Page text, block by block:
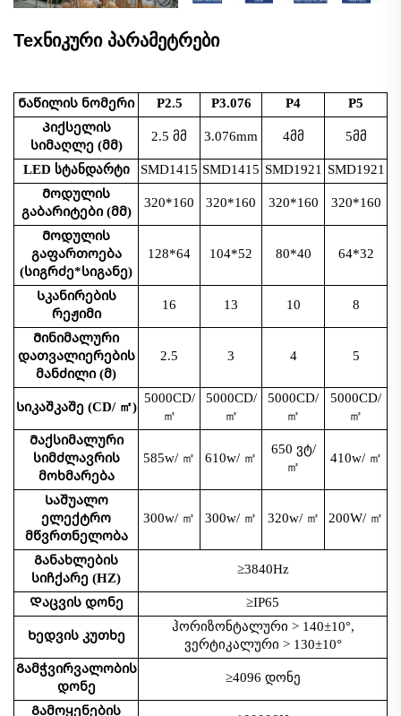
Техნიკური პარამეტრები
Ნაწილის ნომერი P2.5 P3.076 P4
P5
Პიქსელის
სიმაღლე (მმ)
2.5 მმ 3.076mm 4მმ 5მმ
LED სტანდარტი SMD1415 SMD1415 SMD1921
SMD1921
Მოდულის
გაბარიტები (მმ)
320*160 320*160 320*160 320*160
Მოდულის
გაფართოება
(სიგრძე*სიგანე)
128*64 104*52 80*40 64*32
Სკანირების
რეჟიმი
16 13 10 8
Მინიმალური
დათვალიერების
მანძილი (მ)
2.5 3 4 5
Სიკაშკაშე (CD/ ㎡)
5000CD/
㎡
5000CD/
㎡
5000CD/
㎡
5000CD/
㎡
Მაქსიმალური
სიმძლავრის
მოხმარება
585w/ ㎡ 610w/ ㎡
650 ვტ/
㎡
410w/ ㎡
Საშუალო
ელექტრო
მწვრთნელობა
300w/ ㎡ 300w/ ㎡ 320w/ ㎡ 200W/ ㎡
Განახლების
სიჩქარე (HZ)
≥3840Hz
Დაცვის დონე ≥IP65
Ხედვის კუთხე
ჰორიზონტალური > 140±10°,
ვერტიკალური > 130±10°
Გამჭვირვალობის
დონე
≥4096 დონე
Გამოყენების